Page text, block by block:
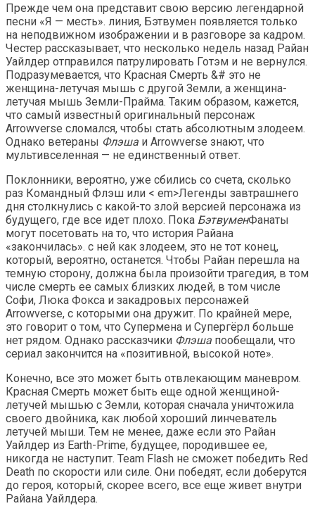
Прежде чем она представит свою версию легендарной
песни «Я — месть». линия, Бэтвумен появляется только
на неподвижном изображении и в разговоре за кадром.
Честер рассказывает, что несколько недель назад Райан
Уайлдер отправился патрулировать Готэм и не вернулся.
Подразумевается, что Красная Смерть &# это не
женщина-летучая мышь с другой Земли, а женщина-
летучая мышь Земли-Прайма. Таким образом, кажется,
что самый известный оригинальный персонаж
Arrowverse сломался, чтобы стать абсолютным злодеем.
Однако ветераны Флэша и Arrowverse знают, что
мультивселенная — не единственный ответ.
Поклонники, вероятно, уже сбились со счета, сколько
раз Командный Флэш или < em>Легенды завтрашнего
дня столкнулись с какой-то злой версией персонажа из
будущего, где все идет плохо. Пока БэтвуменФанаты
могут посетовать на то, что история Райана
«закончилась». с ней как злодеем, это не тот конец,
который, вероятно, останется. Чтобы Райан перешла на
темную сторону, должна была произойти трагедия, в том
числе смерть ее самых близких людей, в том числе
Софи, Люка Фокса и закадровых персонажей
Arrowverse, с которыми она дружит. По крайней мере,
это говорит о том, что Супермена и Супергёрл больше
нет рядом. Однако рассказчики Флэша пообещали, что
сериал закончится на «позитивной, высокой ноте».
Конечно, все это может быть отвлекающим маневром.
Красная Смерть может быть еще одной женщиной-
летучей мышью с Земли, которая сначала уничтожила
своего двойника, как любой хороший линчеватель
летучей мыши. Тем не менее, даже если это Райан
Уайлдер из Earth-Prime, будущее, породившее ее,
никогда не наступит. Team Flash не сможет победить Red
Death по скорости или силе. Они победят, если доберутся
до героя, который, скорее всего, все еще живет внутри
Райана Уайлдера.